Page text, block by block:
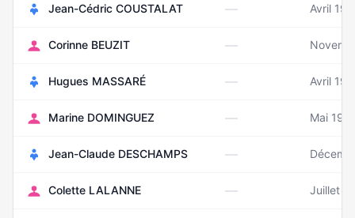
Jean-Cédric COUSTALAT — Avril
Corinne BEUZIT —
Hugues MASSARÉ — Avril
Marine DOMINGUEZ — Mai
Jean-Claude DESCHAMPS —
Colette LALANNE — Juillet